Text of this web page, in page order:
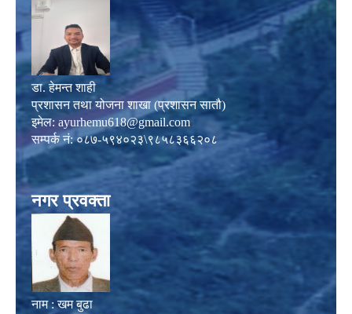
डा. हेमन्त शाही
प्रशासन तथा योजना शाखा (प्रशासन सातौ)
इमेल: ayurhemu618@gmail.com
सम्पर्क नं: ०८७-५९४०२३\९८५८३६६२०८
नगर प्रवक्ता
नाम : खम बुढा